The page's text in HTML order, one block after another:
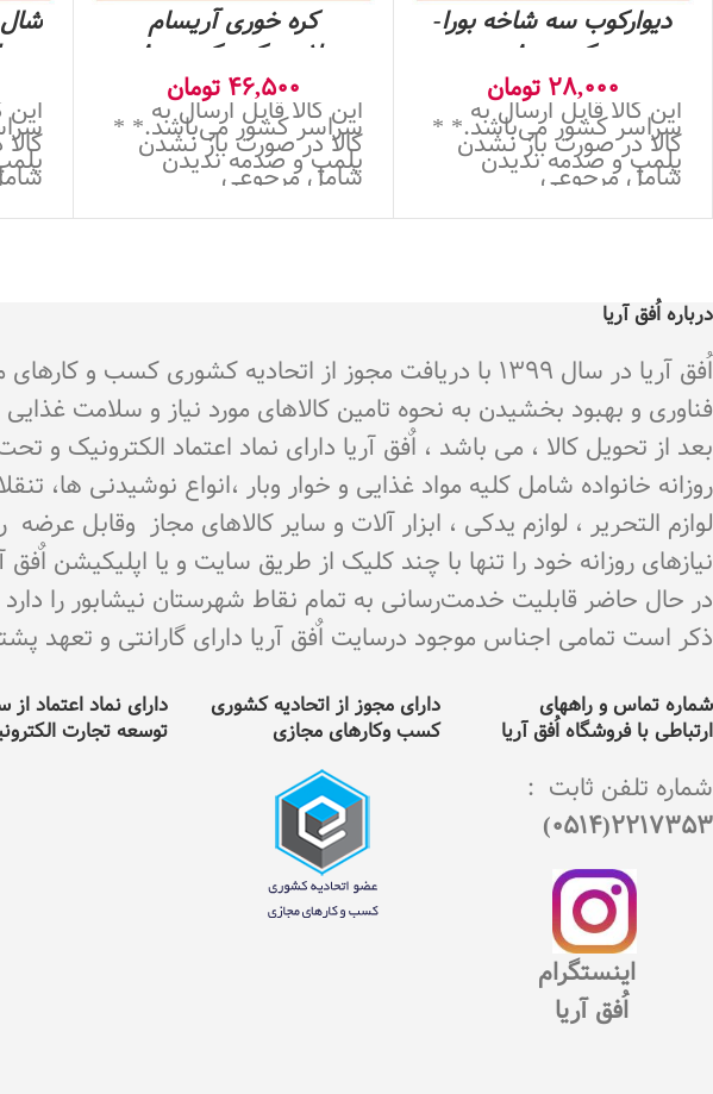
دیوارکوب سه شاخه بورا-
کد 8000
28,000 تومان
این کالا قابل ارسال به
سراسر کشور می‌باشد.* *
کالا در صورت باز نشدن
پلمپ و صدمه ندیدن
شامل مرجوعی
کره خوری آریسام
پلاستیکی- کد 8000
46,500 تومان
این کالا قابل ارسال به
سراسر کشور می‌باشد.* *
کالا در صورت باز نشدن
پلمپ و صدمه ندیدن
شامل مرجوعی
این
درباره اُفق آریا
اُفق آریا در سال 1399 با دریافت مجوز از اتحادیه
فناوری و بهبود بخشیدن به نحوه تامین کالاهای مورد نیاز و سلامت
بعد از تحویل کالا ، می باشد ، اٌفق آریا دارای نماد اعتماد الکترونیک
روزانه خانواده شامل کلیه مواد غذایی و خوار وبار ،انواع نوشیدنی ها،
لوازم التحریر ، لوازم یدکی ، ابزار آلات و سایر کالاهای مجاز وقابل
نیازهای روزانه خود را تنها با چند کلیک از طریق سایت و یا اپلیکیشن
در حال حاضر قابلیت خدمت‌رسانی به تمام نقاط شهرستان نیشابور را
ذکر است تمامی اجناس موجود درسایت اٌفق آریا دارای گارانتی و تعهد
شماره تماس و راههای
ارتباطی با فروشگاه اُفق آریا
شماره تلفن ثابت :
2217353(0514)
اینستگرام
اُفق آریا
دارای مجوز از اتحادیه کشوری
کسب وکارهای مجازی
دارای نماد اعتماد از
توسعه تجارت